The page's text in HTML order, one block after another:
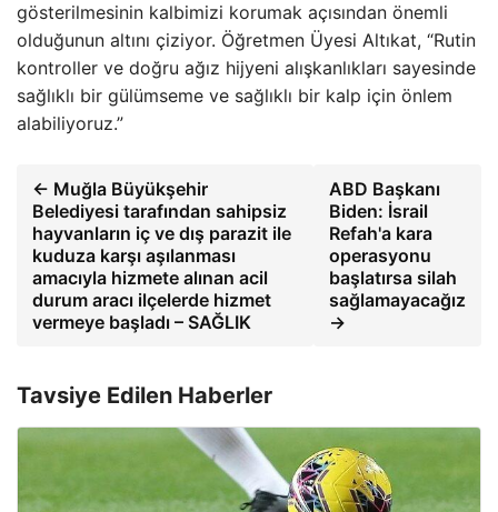
gösterilmesinin kalbimizi korumak açısından önemli
olduğunun altını çiziyor. Öğretmen Üyesi Altıkat, “Rutin
kontroller ve doğru ağız hijyeni alışkanlıkları sayesinde
sağlıklı bir gülümseme ve sağlıklı bir kalp için önlem
alabiliyoruz.”
← Muğla Büyükşehir
Belediyesi tarafından sahipsiz
hayvanların iç ve dış parazit ile
kuduza karşı aşılanması
amacıyla hizmete alınan acil
durum aracı ilçelerde hizmet
vermeye başladı – SAĞLIK
ABD Başkanı
Biden: İsrail
Refah'a kara
operasyonu
başlatırsa silah
sağlamayacağız
→
Tavsiye Edilen Haberler